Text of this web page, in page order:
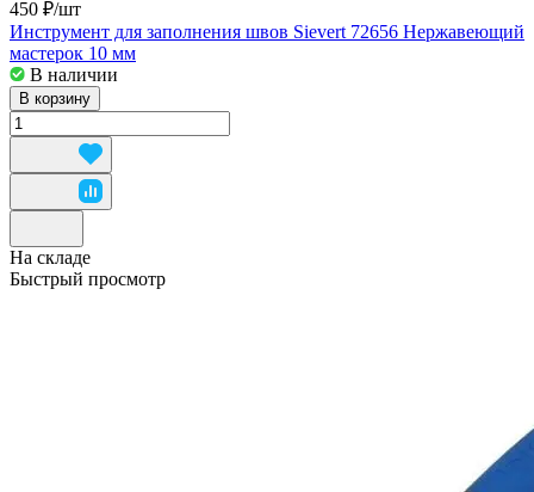
450 ₽/шт
Инструмент для заполнения швов Sievert 72656 Нержавеющий
мастерок 10 мм
В наличии
В корзину
На складе
Быстрый просмотр